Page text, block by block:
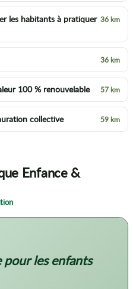
les habitants à pratiquer 36 km
36 km
100 % renouvelable 57 km
collective 59 km
Enfance &
les enfants